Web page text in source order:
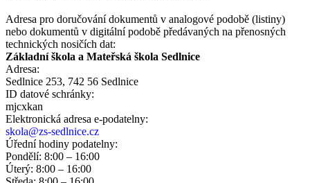
Adresa pro doručování dokumentů v analogové podobě (listiny)
nebo dokumentů v digitální podobě předávaných na přenosných
technických nosičích dat:
Základní škola a Mateřská škola Sedlnice
Adresa:
Sedlnice 253, 742 56 Sedlnice
ID datové schránky:
mjcxkan
Elektronická adresa e‑podatelny:
skola@zs-sedlnice.cz
Úřední hodiny podatelny:
Pondělí: 8:00 – 16:00
Úterý: 8:00 – 16:00